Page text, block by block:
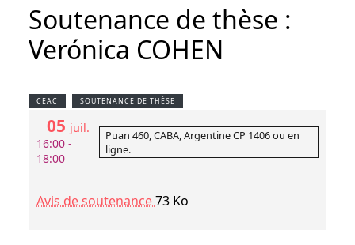
Soutenance de thèse :
Verónica COHEN
CEAC SOUTENANCE DE THÈSE
05 juil.
16:00 -
18:00
Puan 460, CABA, Argentine CP 1406 ou en
ligne.
Avis de soutenance73 Ko